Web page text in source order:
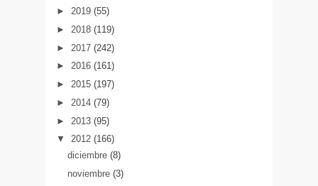
► 2019 (55)
► 2018 (119)
► 2017 (242)
► 2016 (161)
► 2015 (197)
► 2014 (79)
► 2013 (95)
▼ 2012 (166)
diciembre (8)
noviembre (3)